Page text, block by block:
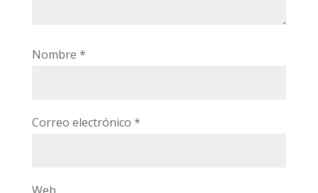
Nombre *
Correo electrónico *